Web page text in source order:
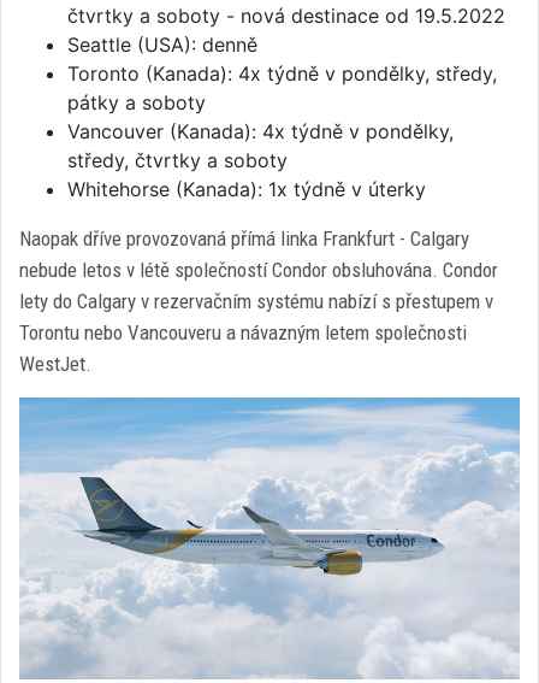
čtvrtky a soboty - nová destinace od 19.5.2022
Seattle (USA): denně
Toronto (Kanada): 4x týdně v pondělky, středy,
pátky a soboty
Vancouver (Kanada): 4x týdně v pondělky,
středy, čtvrtky a soboty
Whitehorse (Kanada): 1x týdně v úterky
Naopak dříve provozovaná přímá linka Frankfurt - Calgary
nebude letos v létě společností Condor obsluhována. Condor
lety do Calgary v rezervačním systému nabízí s přestupem v
Torontu nebo Vancouveru a návazným letem společnosti
WestJet.